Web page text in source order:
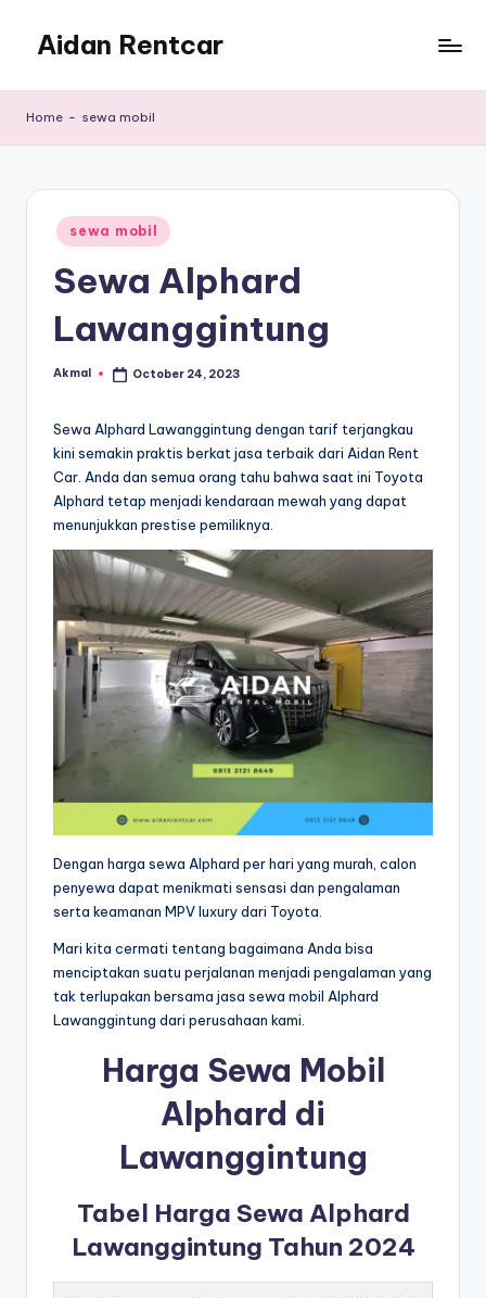
content
Aidan Rentcar
Murah
Home - sewa mobil
Posted
in
sewa mobil
Sewa Alphard
Lawanggintung
Posted
Akmal October 24, 2023
Sewa Alphard Lawanggintung dengan tarif terjangkau
kini semakin praktis berkat jasa terbaik dari Aidan Rent
Car. Anda dan semua orang tahu bahwa saat ini Toyota
Alphard tetap menjadi kendaraan mewah yang dapat
menunjukkan prestise pemiliknya.
Dengan harga sewa Alphard per hari yang murah, calon
penyewa dapat menikmati sensasi dan pengalaman
serta keamanan MPV luxury dari Toyota.
Mari kita cermati tentang bagaimana Anda bisa
menciptakan suatu perjalanan menjadi pengalaman yang
tak terlupakan bersama jasa sewa mobil Alphard
Lawanggintung dari perusahaan kami.
Harga Sewa Mobil
Alphard di
Lawanggintung
Tabel Harga Sewa Alphard
Lawanggintung Tahun 2024